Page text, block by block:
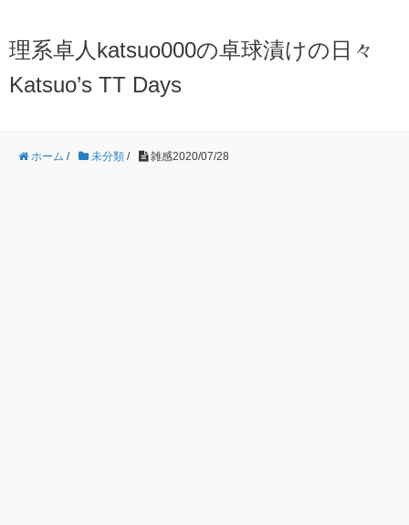
理系卓人katsuo000の卓球漬けの日々
Katsuo’s TT Days
ホーム / 未分類 / 雑感2020/07/28